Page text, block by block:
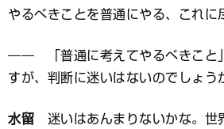
やるべきことを普通にやる、これに
―― 「普通に考えてやるべきこと
すが、判断に迷いはないのでしょう
水留 迷いはあんまりないかな。世